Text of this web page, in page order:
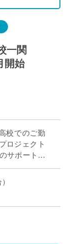
一関
開始
校でのご勤
ロジェクト
サポートに
ください！
[…]